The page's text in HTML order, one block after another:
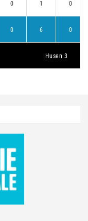
0 1 0
0 6 0
Husen 3